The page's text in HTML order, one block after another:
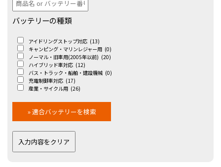
バッテリーの種類
アイドリングストップ対応 (13)
キャンピング・マリンレジャー用 (0)
ノーマル・旧車用(2005年以前) (20)
ハイブリッド車対応 (12)
バス・トラック・船舶・建設機械 (0)
充電制御車対応 (17)
産業・サイクル用 (26)